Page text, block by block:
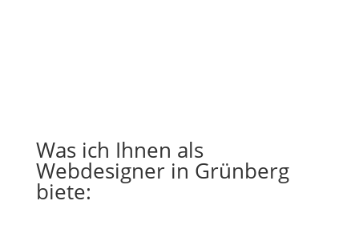
Was ich Ihnen als
Webdesigner in Grünberg
biete: